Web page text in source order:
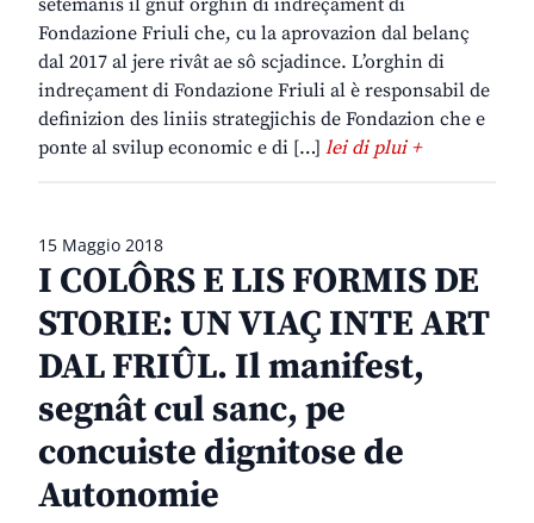
setemanis il gnûf orghin di indreçament di
Fondazione Friuli che, cu la aprovazion dal belanç
dal 2017 al jere rivât ae sô scjadince. L’orghin di
indreçament di Fondazione Friuli al è responsabil de
definizion des liniis strategjichis de Fondazion che e
ponte al svilup economic e di […] lei di plui +
15 Maggio 2018
I COLÔRS E LIS FORMIS DE
STORIE: UN VIAÇ INTE ART
DAL FRIÛL. Il manifest,
segnât cul sanc, pe
concuiste dignitose de
Autonomie